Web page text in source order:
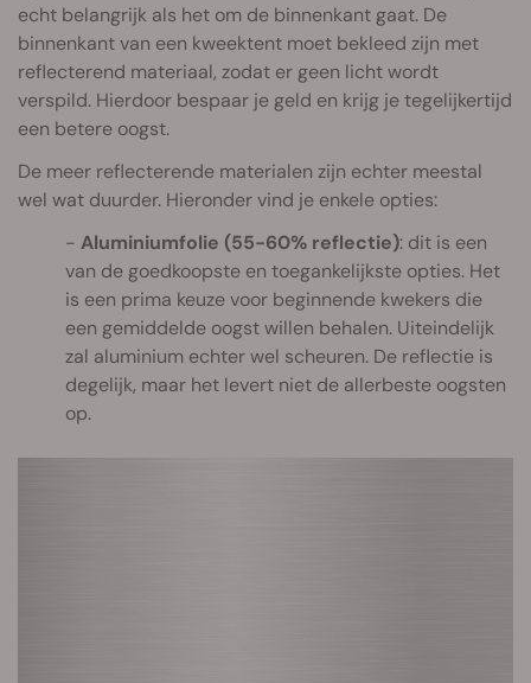
echt belangrijk als het om de binnenkant gaat. De
binnenkant van een kweektent moet bekleed zijn met
reflecterend materiaal, zodat er geen licht wordt
verspild. Hierdoor bespaar je geld en krijg je tegelijkertijd
een betere oogst.
De meer reflecterende materialen zijn echter meestal
wel wat duurder. Hieronder vind je enkele opties:
Aluminiumfolie (55-60% reflectie): dit is een
van de goedkoopste en toegankelijkste opties. Het
is een prima keuze voor beginnende kwekers die
een gemiddelde oogst willen behalen. Uiteindelijk
zal aluminium echter wel scheuren. De reflectie is
degelijk, maar het levert niet de allerbeste oogsten
op.